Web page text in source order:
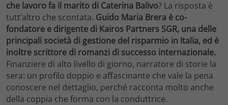
che lavoro fa il marito di Caterina Balivo? La risposta è
tutt’altro che scontata. Guido Maria Brera è co-
fondatore e dirigente di Kairos Partners SGR, una delle
principali società di gestione del risparmio in Italia, ed è
inoltre scrittore di romanzi di successo internazionale.
Finanziere di alto livello di giorno, narratore di storie la
sera: un profilo doppio e affascinante che vale la pena
conoscere nel dettaglio, perché racconta molto anche
della coppia che forma con la conduttrice.